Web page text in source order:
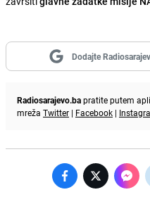
Dodajte
Radiosarajevo.bapratite putem
mreža Twitter | Facebook |